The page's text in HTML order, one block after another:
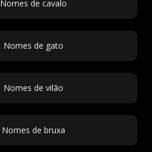
Nomes de cavalo
Nomes de gato
Nomes de vilão
Nomes de bruxa